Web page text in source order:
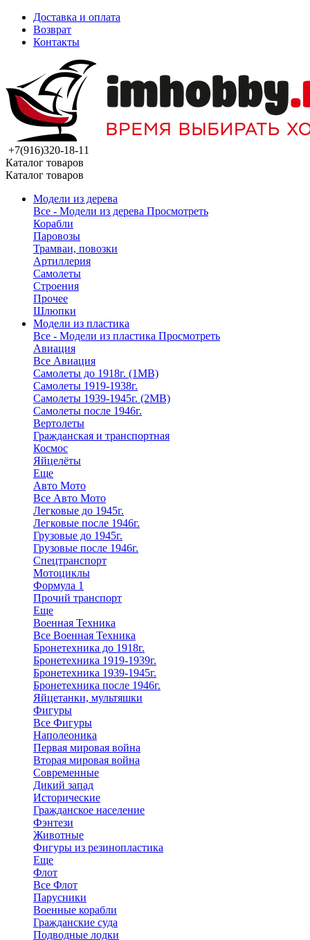
Доставка и оплата
Возврат
Контакты
+7(916)320-18-11
Каталог товаров
Каталог товаров
Модели из дерева
Все - Модели из дерева Просмотреть
Корабли
Паровозы
Трамваи, повозки
Артиллерия
Самолеты
Строения
Прочее
Шлюпки
Модели из пластика
Все - Модели из пластика Просмотреть
Авиация
Все Авиация
Самолеты до 1918г. (1МВ)
Самолеты 1919-1938г.
Самолеты 1939-1945г. (2МВ)
Самолеты после 1946г.
Вертолеты
Гражданская и транспортная
Космос
Яйцелёты
Еще
Авто Мото
Все Авто Мото
Легковые до 1945г.
Легковые после 1946г.
Грузовые до 1945г.
Грузовые после 1946г.
Спецтранспорт
Мотоциклы
Формула 1
Прочий транспорт
Еще
Военная Техника
Все Военная Техника
Бронетехника до 1918г.
Бронетехника 1919-1939г.
Бронетехника 1939-1945г.
Бронетехника после 1946г.
Яйцетанки, мультяшки
Фигуры
Все Фигуры
Наполеоника
Первая мировая война
Вторая мировая война
Современные
Дикий запад
Исторические
Гражданское население
Фэнтези
Животные
Фигуры из резинопластика
Еще
Флот
Все Флот
Парусники
Военные корабли
Гражданские суда
Подводные лодки